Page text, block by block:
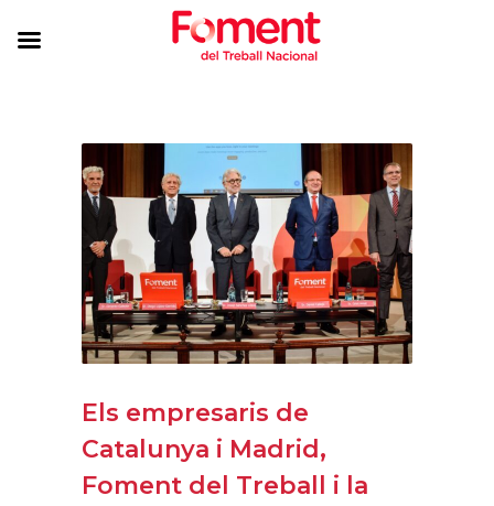
Els empresaris de
Catalunya i Madrid,
Foment del Treball i la